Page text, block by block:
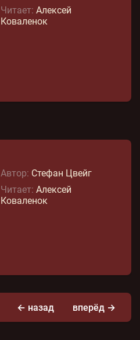
Читает: Алексей
Коваленок
Автор: Стефан Цвейг
Читает: Алексей
Коваленок
← назад вперёд →